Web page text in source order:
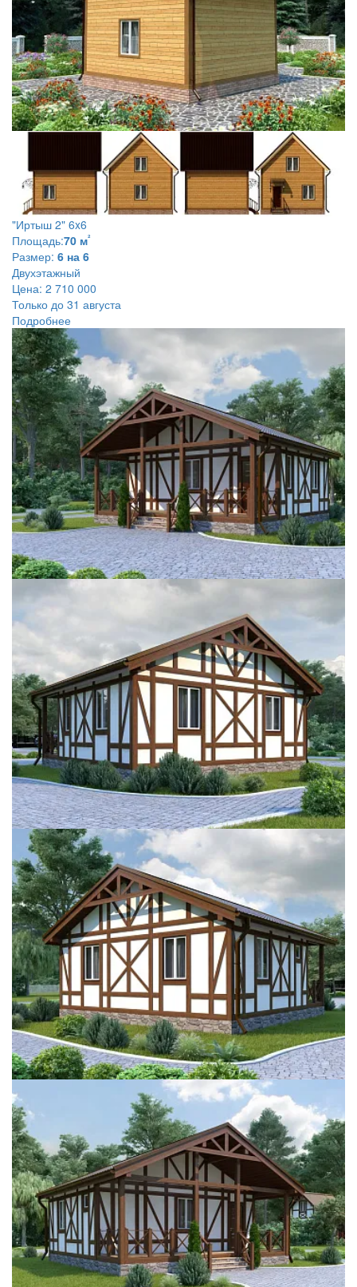
"Иртыш 2" 6x6
Площадь:70 м²
Размер: 6 на 6
Двухэтажный
Цена: 2 710 000
Только до 31 августа
Подробнее